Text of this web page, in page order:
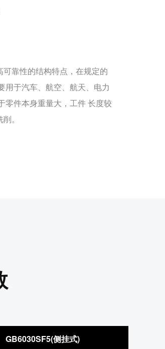
靠性的结构特点，在规定的
用于汽车、航空、航天、电力
零件本身重量大，工件 长度较
。
GB6030SF5(侧挂式)